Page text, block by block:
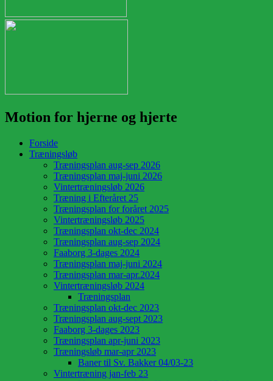
Motion for hjerne og hjerte
Forside
Træningsløb
Træningsplan aug-sep 2026
Træningsplan maj-juni 2026
Vintertræningsløb 2026
Træning i Efteråret 25
Træningsplan for foråret 2025
Vintertræningsløb 2025
Træningsplan okt-dec 2024
Træningsplan aug-sep 2024
Faaborg 3-dages 2024
Træningsplan maj-juni 2024
Træningsplan mar-apr.2024
Vintertræningsløb 2024
Træningsplan
Træningsplan okt-dec 2023
Træningsplan aug-sept 2023
Faaborg 3-dages 2023
Træningsplan apr-juni 2023
Træningsløb mar-apr 2023
Baner til Sv. Bakker 04/03-23
Vintertræning jan-feb 23